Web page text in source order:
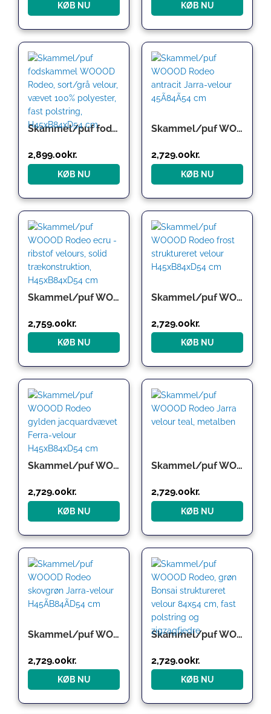
KØB NU KØB NU
Skammel/puf fodskammel WOOOD Rodeo, sort/grå velour, vævet 100% polyester, fast polstring, H45xB84xD54 cm
2,899.00 kr.
KØB NU
Skammel/puf WOOOD Rodeo antracit Jarra-velour 45Ã84Ã54 cm
2,729.00 kr.
KØB NU
Skammel/puf WOOOD Rodeo ecru – ribstof velours, solid trækonstruktion, H45xB84xD54 cm
2,759.00kr.
KØB NU
Skammel/puf WOOOD Rodeo frost struktureret velour H45xB84xD54 cm
2,729.00kr.
KØB NU
Skammel/puf WOOOD Rodeo gylden jacquardvævet Ferra-velour H45xB84xD54 cm
2,729.00 kr.
KØB NU
Skammel/puf WOOOD Rodeo Jarra velour teal, metalben
2,729.00 kr.
KØB NU
Skammel/puf WOOOD Rodeo skovgrøn Jarra-velour H45ÃB84ÃD54 cm
2,729.00kr.
KØB NU
Skammel/puf WOOOD Rodeo, grøn Bonsai struktureret velour 84×54 cm, fast polstring og zigzagfjedre
2,729.00kr.
KØB NU